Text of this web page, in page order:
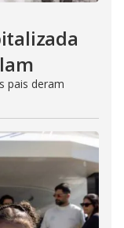
pais deram